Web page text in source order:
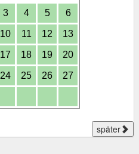
3 4 5 6
10 11 12 13
17 18 19 20
24 25 26 27
später